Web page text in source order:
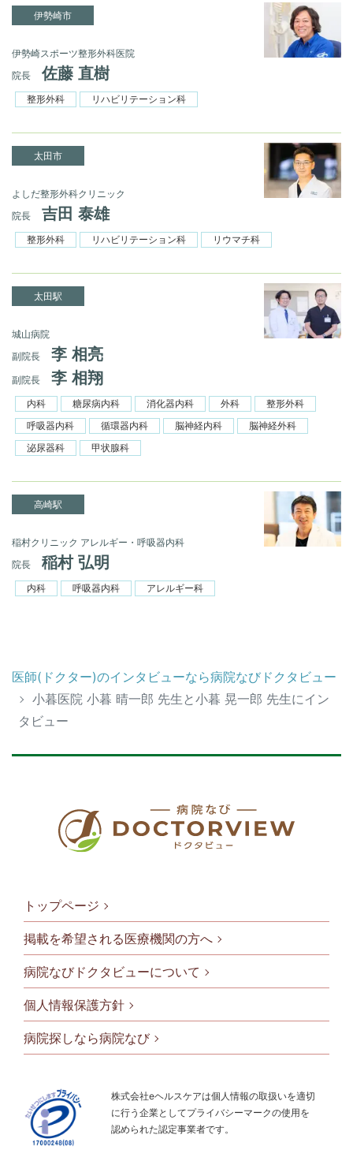
伊勢崎市
伊勢崎スポーツ整形外科医院
院長
佐藤 直樹
整形外科 リハビリテーション科
太田市
よしだ整形外科クリニック
院長
吉田 泰雄
整形外科 リハビリテーション科 リウマチ科
太田駅
城山病院
副院長
李 相亮
副院長 李 相翔
内科 糖尿病内科 消化器内科 外科
整形外科
呼吸器内科
循環器内科 脳神経内科
脳神経外科
泌尿器科
甲状腺科
高崎駅
稲村クリニック アレルギー・呼吸器内科
院長
稲村 弘明
内科 呼吸器内科 アレルギー科
医師(ドクター)のインタビューなら病院なびドクタビュー
小暮医院 小暮 晴一郎 先生と小暮 晃一郎 先生にイン
タビュー
フッタメニ
トップページ
掲載を希望される医療機関の方へ
病院なびドクタビューについて
個人情報保護方針
病院探しなら病院なび
株式会社eヘルスケアは個人情報の取扱いを適切
に行う企業としてプライバシーマークの使用を
認められた認定事業者です。